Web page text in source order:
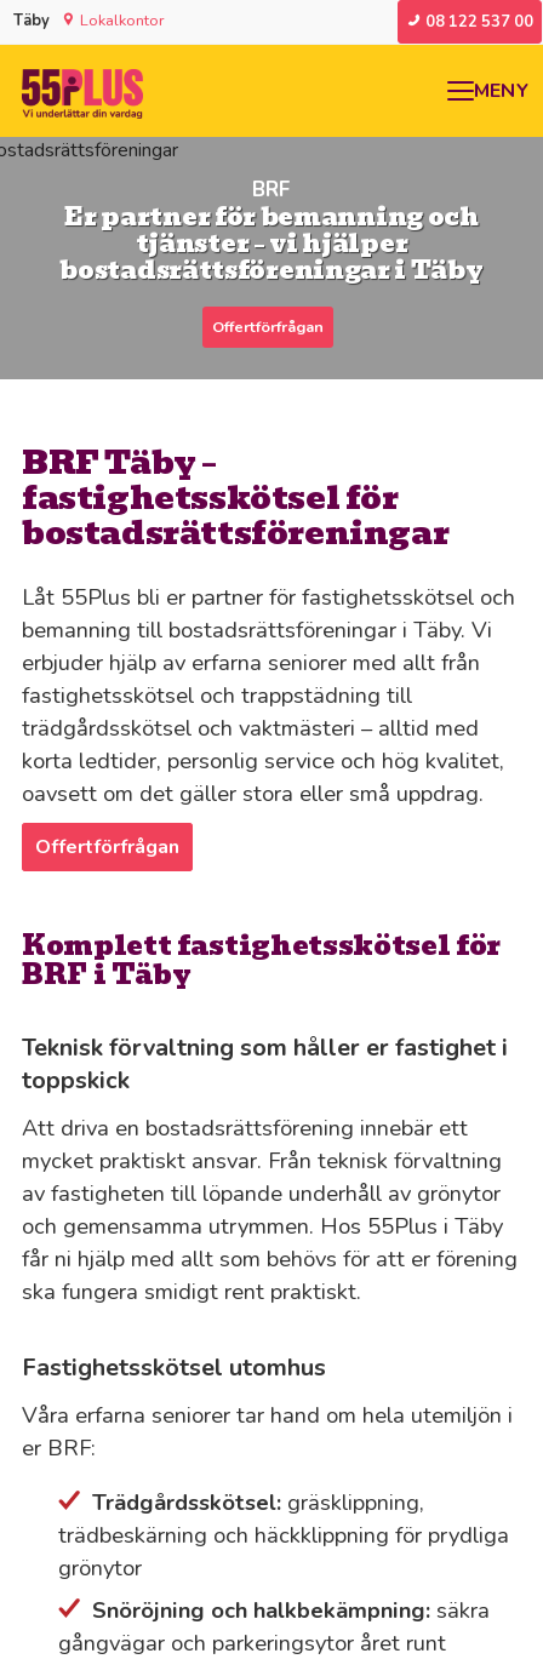
Täby Lokalkontor 08 122 537 00
MENY
BRF
Er partner för bemanning och
tjänster – vi hjälper
bostadsrättsföreningar i Täby
Offertförfrågan
BRF Täby –
fastighetsskötsel för
bostadsrättsföreningar
Låt 55Plus bli er partner för fastighetsskötsel och
bemanning till bostadsrättsföreningar i Täby. Vi
erbjuder hjälp av erfarna seniorer med allt från
fastighetsskötsel och trappstädning till
trädgårdsskötsel och vaktmästeri – alltid med
korta ledtider, personlig service och hög kvalitet,
oavsett om det gäller stora eller små uppdrag.
Offertförfrågan
Komplett fastighetsskötsel för
BRF i Täby
Teknisk förvaltning som håller er fastighet i
toppskick
Att driva en bostadsrättsförening innebär ett
mycket praktiskt ansvar. Från teknisk förvaltning
av fastigheten till löpande underhåll av grönytor
och gemensamma utrymmen. Hos 55Plus i Täby
får ni hjälp med allt som behövs för att er förening
ska fungera smidigt rent praktiskt.
Fastighetsskötsel utomhus
Våra erfarna seniorer tar hand om hela utemiljön i
er BRF:
Trädgårdsskötsel:gräsklippning,
trädbeskärning och häckklippning för prydliga
grönytor
Snöröjning och halkbekämpning:säkra
gångvägar och parkeringsytor året runt